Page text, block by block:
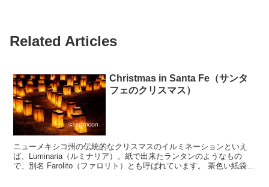
Related Articles
Christmas in Santa Fe（サンタ
フェのクリスマス）
ニューメキシコ州の伝統的なクリスマスのイルミネーションといえ
ば、Luminaria（ルミナリア）。紙で出来たランタンのようなもの
で、別名 Farolito（ファロリト）とも呼ばれています。 茶色い紙袋の